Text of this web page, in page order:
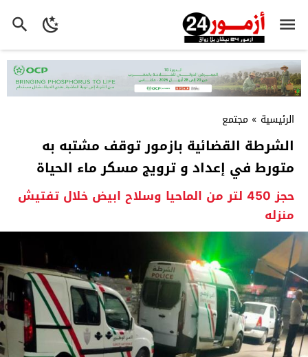
الرئيسية » مجتمع
الشرطة القضائية بازمور توقف مشتبه به
متورط في إعداد و ترويج مسكر ماء الحياة
حجز 450 لتر من الماحيا وسلاح ابيض خلال تفتيش
منزله